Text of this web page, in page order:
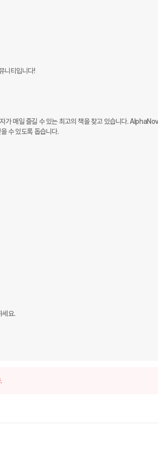
니티입니다!
가 매일 즐길 수 있는 최고의 책을 찾고 있습니다.
수 있도록 돕습니다.
세요.